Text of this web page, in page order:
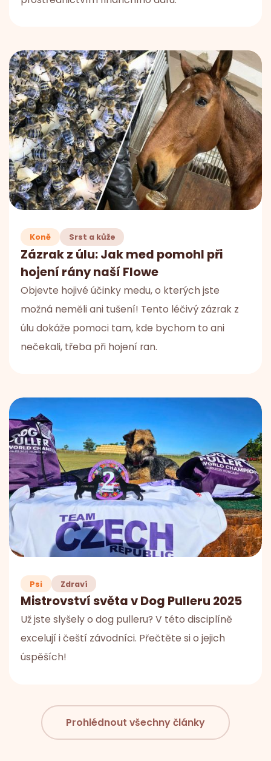
Koně Srst a kůže
Zázrak z úlu: Jak med pomohl při
hojení rány naší Flowe
Objevte hojivé účinky medu, o kterých jste
možná neměli ani tušení! Tento léčivý zázrak z
úlu dokáže pomoci tam, kde bychom to ani
nečekali, třeba při hojení ran.
Psi Zdraví
Mistrovství světa v Dog Pulleru 2025
Už jste slyšely o dog pulleru? V této disciplíně
excelují i čeští závodníci. Přečtěte si o jejich
úspěších!
Prohlédnout všechny články